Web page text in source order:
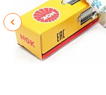
Previous